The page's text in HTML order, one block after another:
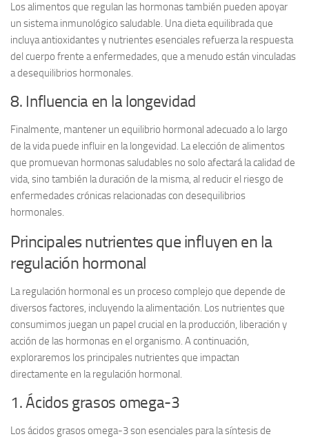
Los alimentos que regulan las hormonas también pueden apoyar
un sistema inmunológico saludable. Una dieta equilibrada que
incluya antioxidantes y nutrientes esenciales refuerza la respuesta
del cuerpo frente a enfermedades, que a menudo están vinculadas
a desequilibrios hormonales.
8. Influencia en la longevidad
Finalmente, mantener un equilibrio hormonal adecuado a lo largo
de la vida puede influir en lalongevidad. La elección de alimentos
que promuevan hormonas saludables no solo afectará la calidad de
vida, sino también la duración de la misma, al reducir el riesgo de
enfermedades crónicas relacionadas con desequilibrios
hormonales.
Principales nutrientes que influyen en la
regulación hormonal
La regulación hormonal es un proceso complejo que depende de
diversos factores, incluyendo la alimentación. Los nutrientesque
consumimos juegan un papel crucial en la producción, liberación y
acción de las hormonas en el organismo. A continuación,
exploraremos los principales nutrientes que impactan
directamente en la regulación hormonal.
1. Ácidos grasos omega-3
Losácidos grasos omega-3son esenciales para la síntesis de